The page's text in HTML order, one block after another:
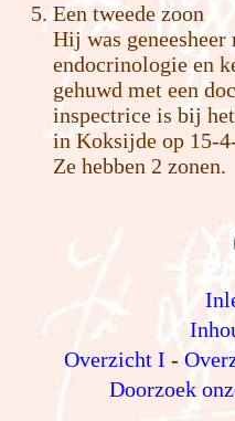
Een tweede zoon
Hij was
endocrinologie en
gehuwd met een
inspectrice is bij
in Koksijde op 15-
Ze hebben 2 zonen.
Overzicht I -
Doorzoek